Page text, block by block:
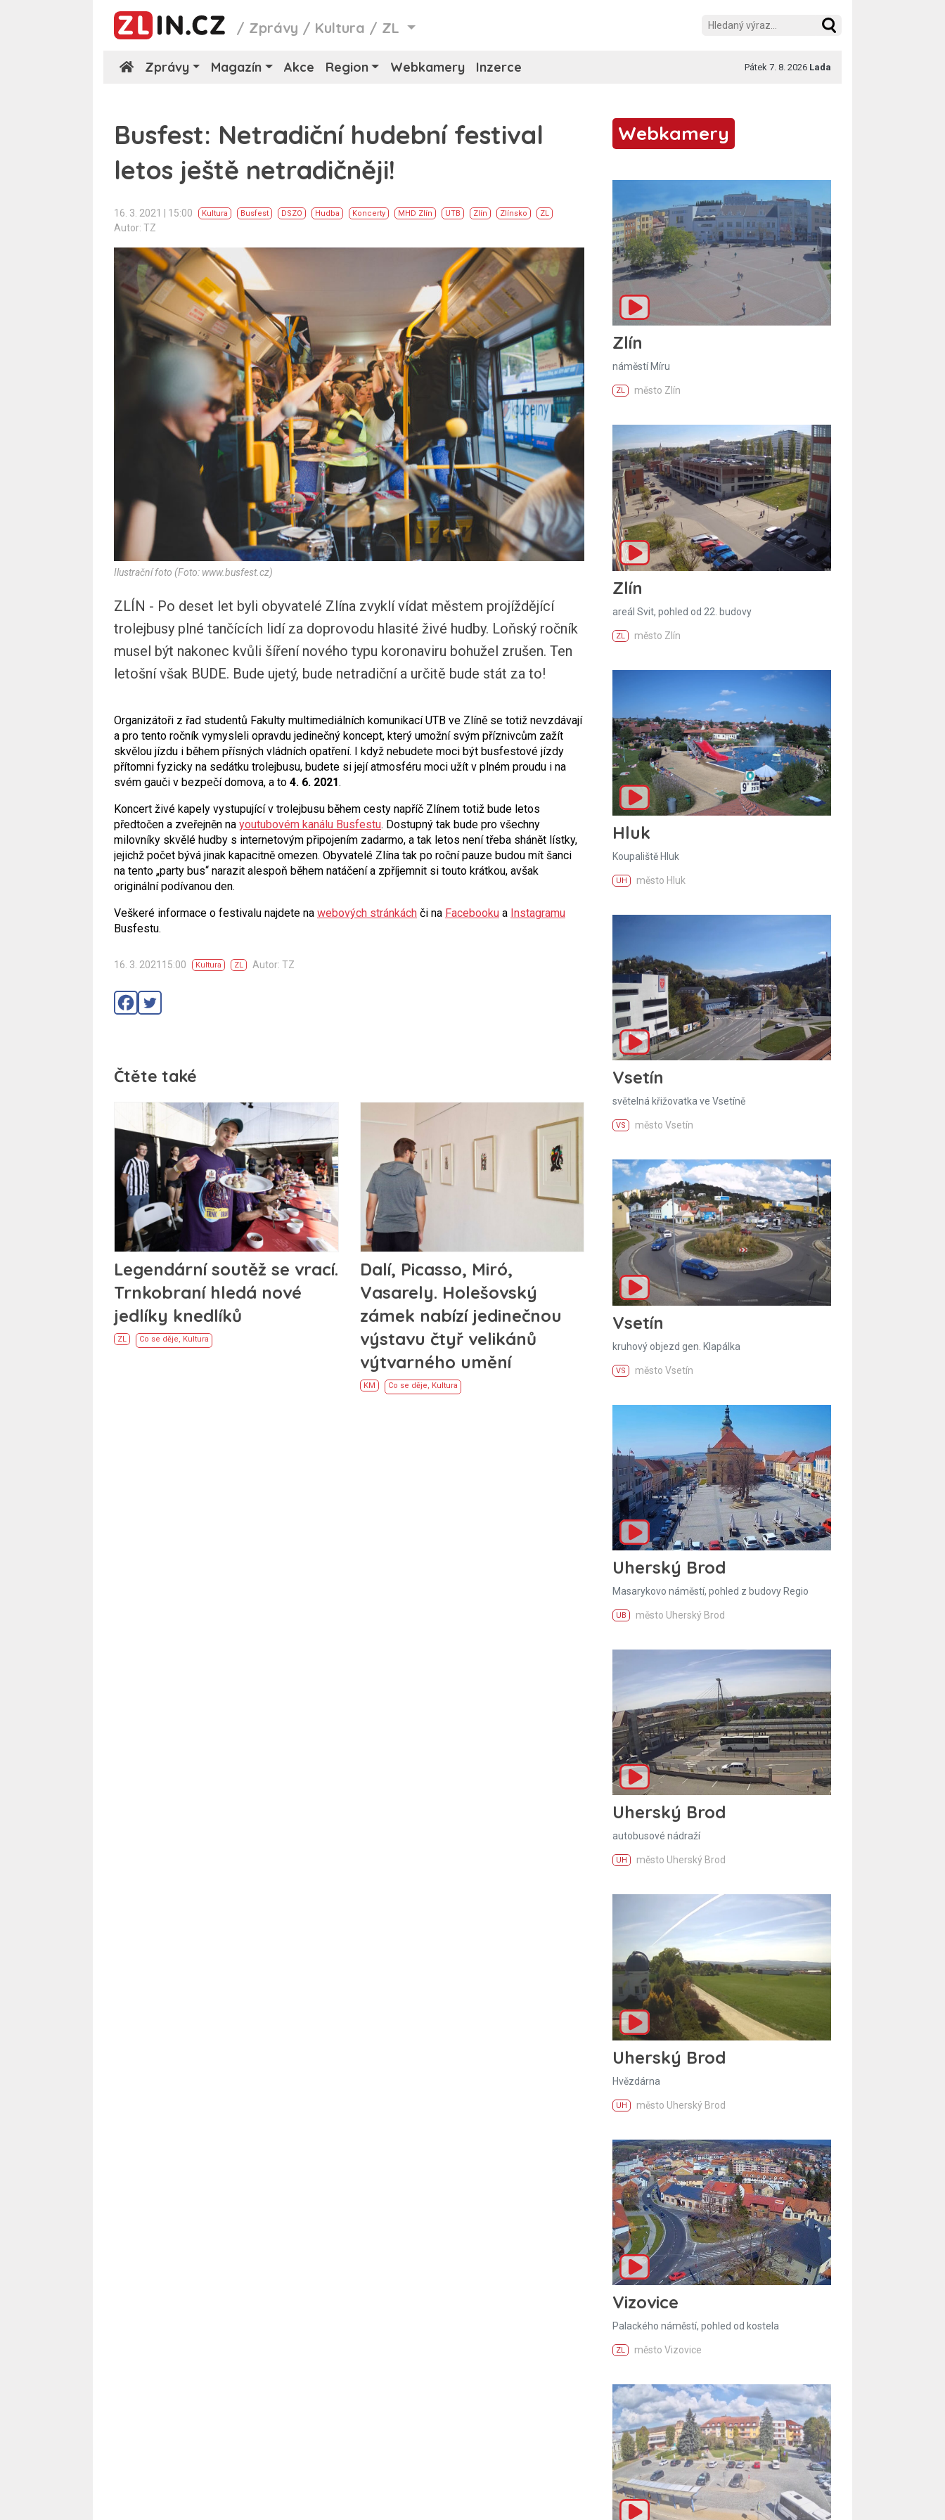
/ Zprávy / Kultura / ZL
Zprávy Magazín Akce Region Webkamery Inzerce Pátek 7. 8. 2026 Lada
Busfest: Netradiční hudební festival
letos ještě netradičněji!
16. 3. 2021 | 15:00 Kultura Busfest DSZO Hudba Koncerty MHD Zlín UTB Zlín Zlínsko ZL
Autor: TZ
Ilustrační foto (Foto: www.busfest.cz)
ZLÍN - Po deset let byli obyvatelé Zlína zvyklí vídat městem projíždějící
trolejbusy plné tančících lidí za doprovodu hlasité živé hudby. Loňský ročník
musel být nakonec kvůli šíření nového typu koronaviru bohužel zrušen. Ten
letošní však BUDE. Bude ujetý, bude netradiční a určitě bude stát za to!
Organizátoři z řad studentů Fakulty multimediálních komunikací UTB ve Zlíně se totiž nevzdávají
a pro tento ročník vymysleli opravdu jedinečný koncept, který umožní svým příznivcům zažít
skvělou jízdu i během přísných vládních opatření. I když nebudete moci být busfestové jízdy
přítomni fyzicky na sedátku trolejbusu, budete si její atmosféru moci užít v plném proudu i na
svém gauči v bezpečí domova, a to 4. 6. 2021.
Koncert živé kapely vystupující v trolejbusu během cesty napříč Zlínem totiž bude letos
předtočen a zveřejněn na youtubovém kanálu Busfestu. Dostupný tak bude pro všechny
milovníky skvělé hudby s internetovým připojením zadarmo, a tak letos není třeba shánět lístky,
jejichž počet bývá jinak kapacitně omezen. Obyvatelé Zlína tak po roční pauze budou mít šanci
na tento „party bus“ narazit alespoň během natáčení a zpříjemnit si touto krátkou, avšak
originální podívanou den.
Veškeré informace o festivalu najdete na webových stránkách či na Facebooku a Instagramu
Busfestu.
16. 3. 202115:00 Kultura ZL Autor: TZ
Čtěte také
Legendární soutěž se vrací.
Trnkobraní hledá nové
jedlíky knedlíků
ZL Co se děje, Kultura
Dalí, Picasso, Miró,
Vasarely. Holešovský
zámek nabízí jedinečnou
výstavu čtyř velikánů
výtvarného umění
KM Co se děje, Kultura
Webkamery
Zlín
náměstí Míru
ZL město Zlín
Zlín
areál Svit, pohled od 22. budovy
ZL město Zlín
Hluk
Koupaliště Hluk
UH město Hluk
Vsetín
světelná křižovatka ve Vsetíně
VS město Vsetín
Vsetín
kruhový objezd gen. Klapálka
VS město Vsetín
Uherský Brod
Masarykovo náměstí, pohled z budovy Regio
UB město Uherský Brod
Uherský Brod
autobusové nádraží
UH město Uherský Brod
Uherský Brod
Hvězdárna
UH město Uherský Brod
Vizovice
Palackého náměstí, pohled od kostela
ZL město Vizovice